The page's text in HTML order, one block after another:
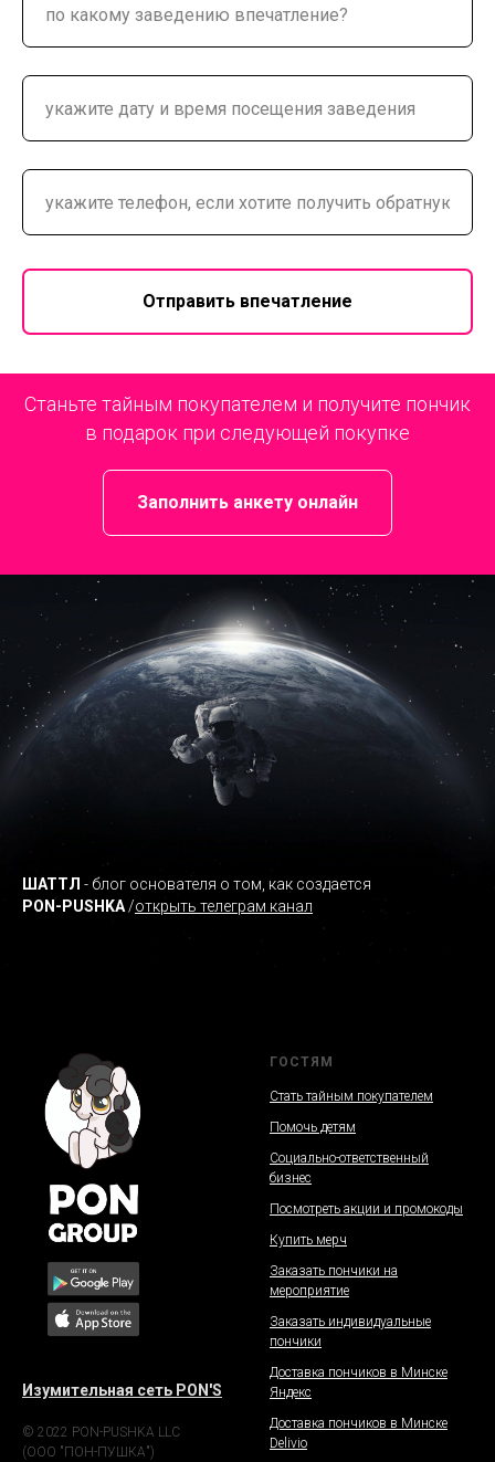
Отправить впечатление
Станьте тайным покупателем и получите пончик
в подарок при следующей покупке
Заполнить анкету онлайн
ШАТТЛ - блог основателя о том, как создается
PON-PUSHKA /открыть телеграм канал
Изумительная сеть PON'S
© 2022 PON-PUSHKA LLC
(ООО "ПОН-ПУШКА")
ГОСТЯМ
Стать тайным покупателем
Помочь детям
Социально-ответственный
бизнес
Посмотреть акции и промокоды
Купить мерч
Заказать пончики на
мероприятие
Заказать индивидуальные
пончики
Доставка пончиков в Минске
Яндекс
Доставка пончиков в Минске
Delivio